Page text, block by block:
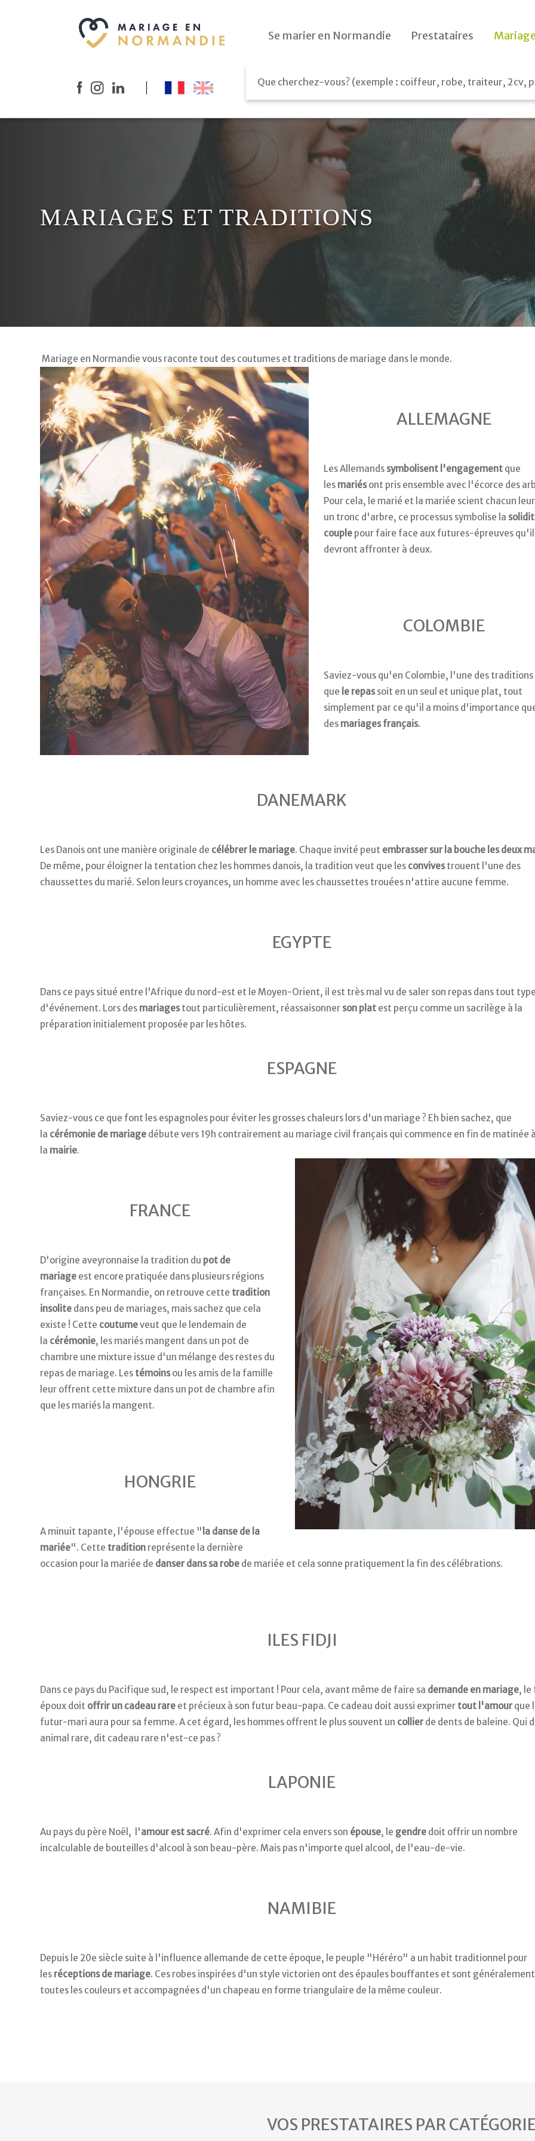
Se marier en Normandie Prestataires
Le jour J
Cadeaux
MARIAGES ET TRADITIONS
Mariage en Normandie vous raconte tout des coutumes et traditions de mariage dans le monde.
ALLEMAGNE
Les Allemands symbolisent l'engagement que
les mariésont pris ensemble avec l'écorce des
Pour cela, le marié et la mariée scient chacun
un tronc d'arbre, ce processus symbolise la
couple pour faire face aux futures-épreuves
devront affronter à deux.
COLOMBIE
Saviez-vous qu'en Colombie, l'une des
que le repassoit en un seul et unique plat, tout
simplement par ce qu'il a moins d'importance
des mariages français.
DANEMARK
Les Danois ont une manière originale de célébrer le mariage. Chaque invité peut embrasser sur la bouche les deux
De même, pour éloigner la tentation chez les hommes danois, la tradition veut que les convivestrouent l'une des
chaussettes du marié. Selon leurs croyances, un homme avec les chaussettes trouées n'attire aucune femme.
EGYPTE
Dans ce pays situé entre l'Afrique du nord-est et le Moyen-Orient, il est très mal vu de saler son repas dans tout
d'événement. Lors des mariagestout particulièrement, réassaisonner son plat est perçu comme un sacrilège à la
préparation initialement proposée par les hôtes.
ESPAGNE
Saviez-vous ce que font les espagnoles pour éviter les grosses chaleurs lors d'un mariage ? Eh bien sachez, que
la cérémonie de mariage débute vers 19h contrairement au mariage civil français qui commence en fin de matinée
la mairie.
FRANCE
D'origine aveyronnaise la tradition du pot de
mariage est encore pratiquée dans plusieurs régions
françaises. En Normandie, on retrouve cette tradition
insolite dans peu de mariages, mais sachez que cela
existe ! Cette coutumeveut que le lendemain de
la cérémonie, les mariés mangent dans un pot de
chambre une mixture issue d'un mélange des restes du
repas de mariage. Les témoinsou les amis de la famille
leur offrent cette mixture dans un pot de chambre afin
que les mariés la mangent.
HONGRIE
A minuit tapante, l'épouse effectue " la danse de la
mariée". Cette tradition représente la dernière
occasion pour la mariée de danser dans sa robe de mariée et cela sonne pratiquement la fin des célébrations.
ILES FIDJI
Dans ce pays du Pacifique sud, le respect est important ! Pour cela, avant même de faire sa demande en mariage, le
époux doit offrir un cadeau rare et précieux à son futur beau-papa. Ce cadeau doit aussi exprimer tout l'amour que
futur-mari aura pour sa femme. A cet égard, les hommes offrent le plus souvent un collier de dents de baleine. Qui
animal rare, dit cadeau rare n'est-ce pas ?
LAPONIE
Au pays du père Noël, l'amour est sacré. Afin d'exprimer cela envers son épouse, le gendre doit offrir un nombre
incalculable de bouteilles d'alcool à son beau-père. Mais pas n'importe quel alcool, de l'eau-de-vie.
NAMIBIE
Depuis le 20e siècle suite à l'influence allemande de cette époque, le peuple "Héréro" a un habit traditionnel pour
les réceptions de mariage. Ces robes inspirées d'un style victorien ont des épaules bouffantes et sont
toutes les couleurs et accompagnées d'un chapeau en forme triangulaire de la même couleur.
VOS PRESTATAIRES PAR